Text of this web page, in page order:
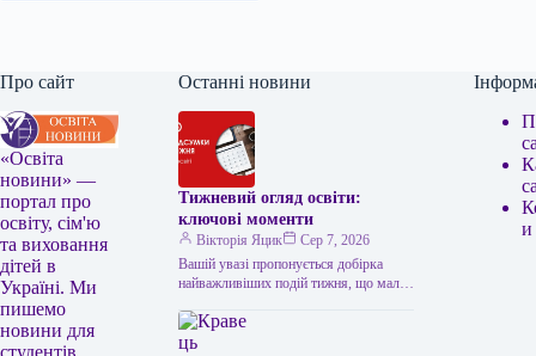
Про сайт
«Освіта
новини» —
портал про
освіту, сім'ю
та виховання
дітей в
Україні. Ми
пишемо
новини для
Останні новини
Тижневий огляд освіти:
ключові моменти
Вікторія Яцик
Сер 7, 2026
Вашій увазі пропонується добірка
найважливіших подій тижня, що мали
освітні події тижня: підсумки Топ-100
українських…
и